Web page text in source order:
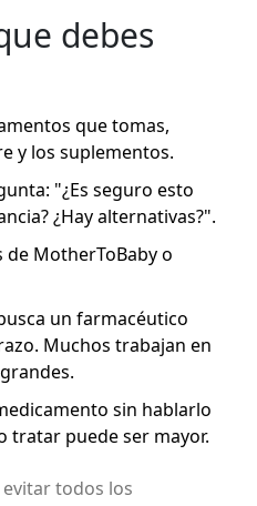
debes
que tomas,
y los suplementos.
"¿Es seguro esto
¿Hay alternativas?".
MotherToBaby o
un farmacéutico
Muchos trabajan en
sin hablarlo
tratar puede ser mayor.
todos los